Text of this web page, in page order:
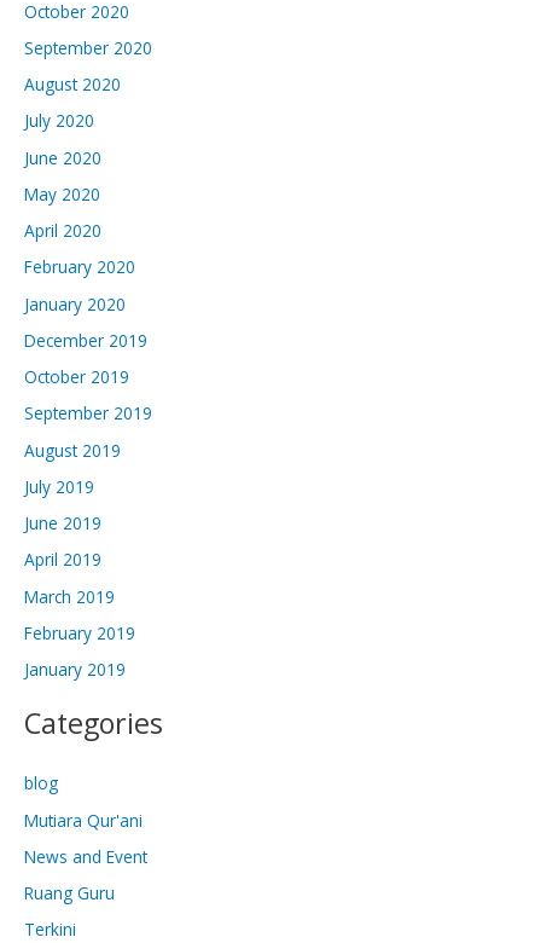
October 2020
September 2020
August 2020
July 2020
June 2020
May 2020
April 2020
February 2020
January 2020
December 2019
October 2019
September 2019
August 2019
July 2019
June 2019
April 2019
March 2019
February 2019
January 2019
Categories
blog
Mutiara Qur'ani
News and Event
Ruang Guru
Terkini